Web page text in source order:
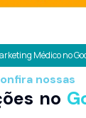
Médico no
nossas
no